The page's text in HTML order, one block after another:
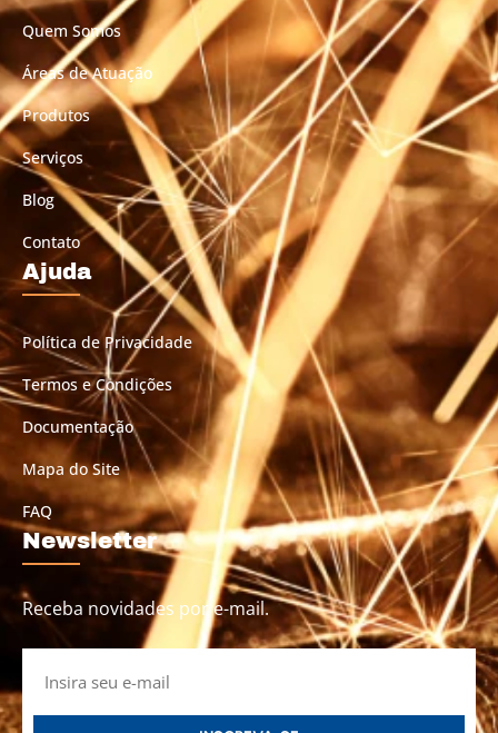
Quem Somos
Áreas de Atuação
Produtos
Serviços
Blog
Contato
Ajuda
Política de Privacidade
Termos e Condições
Documentação
Mapa do Site
FAQ
Newsletter
Receba novidades por e-mail.